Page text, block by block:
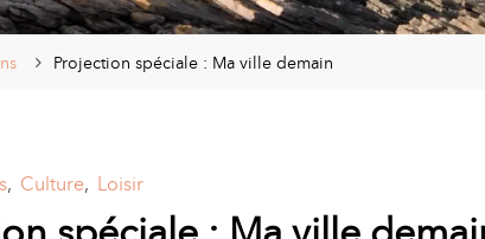
Projection spéciale : Ma ville demain
, Culture, Loisir